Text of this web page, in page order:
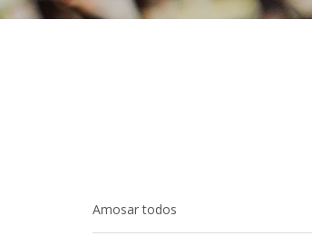
Amosar todos